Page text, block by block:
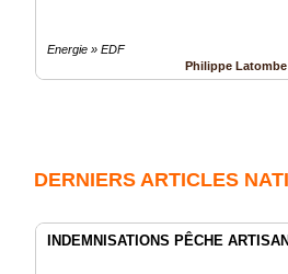
Energie » EDF
Philippe Latombe
DERNIERS ARTICLES
INDEMNISATIONS PÊCHE